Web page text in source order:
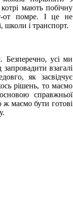
мають побічну
от помре. І це не
школи і транспорт.
Безперечно, усі ми
взагалі
як засвідчує
рішень, то маємо
справжньої
ж маємо бути готові